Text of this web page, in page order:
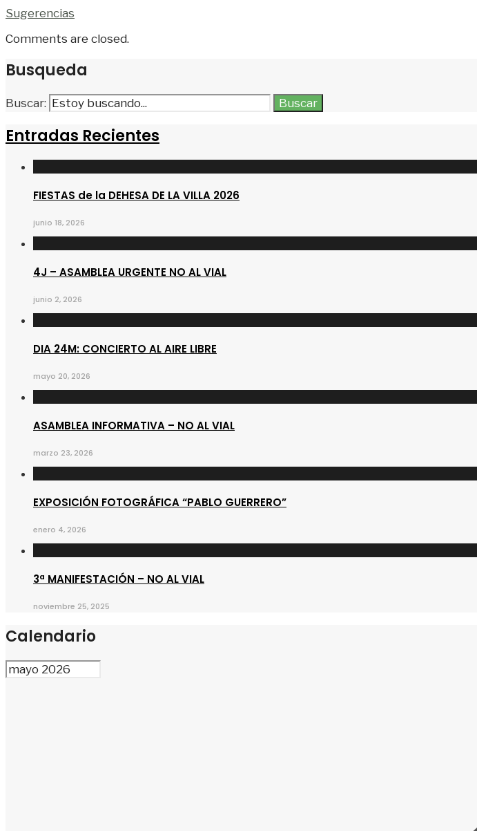
Sugerencias
Comments are closed.
Busqueda
Buscar: Buscar
Entradas Recientes
FIESTAS de la DEHESA DE LA VILLA 2026
junio 18, 2026
4J – ASAMBLEA URGENTE NO AL VIAL
junio 2, 2026
DIA 24M: CONCIERTO AL AIRE LIBRE
mayo 20, 2026
ASAMBLEA INFORMATIVA – NO AL VIAL
marzo 23, 2026
EXPOSICIÓN FOTOGRÁFICA “PABLO GUERRERO”
enero 4, 2026
3ª MANIFESTACIÓN – NO AL VIAL
noviembre 25, 2025
Calendario